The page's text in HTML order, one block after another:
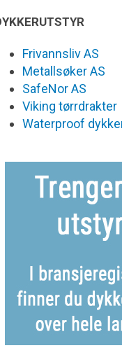
Frivannsliv AS
Metallsøker AS
SafeNor AS
Viking tørrdrakter
Waterproof